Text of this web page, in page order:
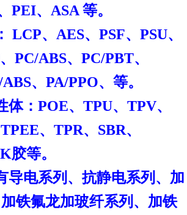
PEI、ASA 等。
LCP、AES、PSF、PSU、
PC/ABS、PC/PBT、
、PA/PPO、等。
体：POE、 TPU、TPV、
、TPR、SBR、
胶等。
导电系列、抗静电系列、加
铁氟龙加玻纤系列、加铁